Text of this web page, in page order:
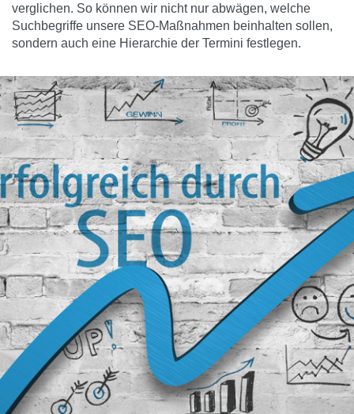
verglichen. So können wir nicht nur abwägen, welche
Suchbegriffe unsere SEO-Maßnahmen beinhalten sollen,
sondern auch eine Hierarchie der Termini festlegen.